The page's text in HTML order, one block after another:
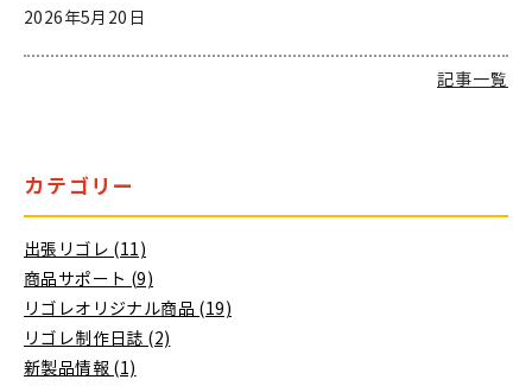
2026年5月20日
記事一覧
カテゴリー
出張リゴレ (11)
商品サポート (9)
リゴレオリジナル商品 (19)
リゴレ制作日誌 (2)
新製品情報 (1)